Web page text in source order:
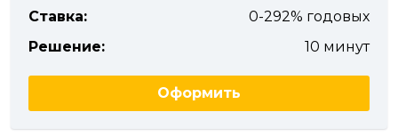
Ставка:
0-292% годовых
Решение:
10 минут
Оформить